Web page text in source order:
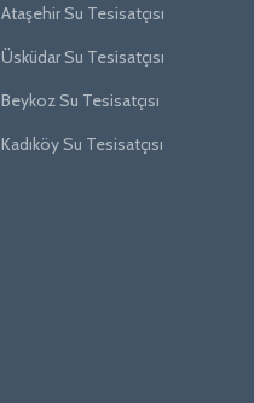
Ataşehir Su Tesisatçısı
Üsküdar Su Tesisatçısı
Beykoz Su Tesisatçısı
Kadıköy Su Tesisatçısı